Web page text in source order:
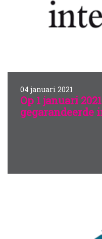
04 januari 2021
Op 1 januari
gegarandeerde